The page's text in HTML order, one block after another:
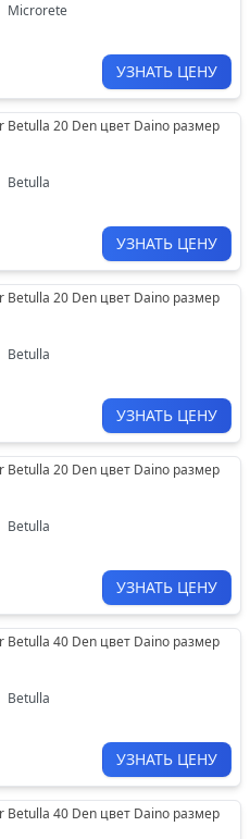
Microrete
УЗНАТЬ ЦЕНУ
Betulla 20 Den цвет Daino размер
Betulla
УЗНАТЬ ЦЕНУ
Betulla 20 Den цвет Daino размер
Betulla
УЗНАТЬ ЦЕНУ
Betulla 20 Den цвет Daino размер
Betulla
УЗНАТЬ ЦЕНУ
Betulla 40 Den цвет Daino размер
Betulla
УЗНАТЬ ЦЕНУ
Betulla 40 Den цвет Daino размер